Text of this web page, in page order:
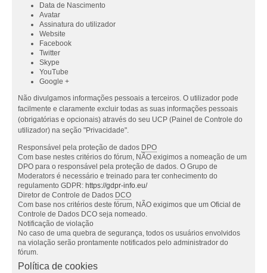
Data de Nascimento
Avatar
Assinatura do utilizador
Website
Facebook
Twitter
Skype
YouTube
Google +
Não divulgamos informações pessoais a terceiros. O utilizador pode
facilmente e claramente excluir todas as suas informações pessoais
(obrigatórias e opcionais) através do seu UCP (Painel de Controle do
utilizador) na seção "Privacidade".
Responsável pela proteção de dados DPO
Com base nestes critérios do fórum, NÃO exigimos a nomeação de um
DPO para o responsável pela proteção de dados. O Grupo de
Moderators é necessário e treinado para ter conhecimento do
regulamento GDPR: https://gdpr-info.eu/
Diretor de Controle de Dados DCO
Com base nos critérios deste fórum, NÃO exigimos que um Oficial de
Controle de Dados DCO seja nomeado.
Notificação de violação
No caso de uma quebra de segurança, todos os usuários envolvidos
na violação serão prontamente notificados pelo administrador do
fórum.
Política de cookies